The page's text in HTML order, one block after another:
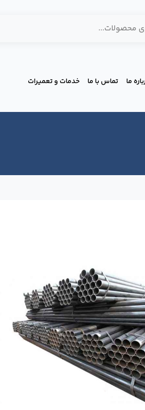
ما تماس با ما خدمات و تعمیرات